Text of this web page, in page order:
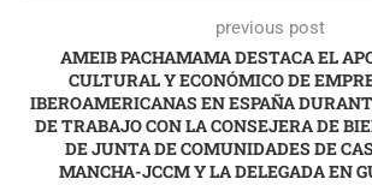
previous post
AMEIB PACHAMAMA DESTACA EL
CULTURAL Y ECONÓMICO DE
IBEROAMERICANAS EN ESPAÑA
DE TRABAJO CON LA CONSEJERA DE
DE JUNTA DE COMUNIDADES DE
MANCHA-JCCM Y LA DELEGADA EN